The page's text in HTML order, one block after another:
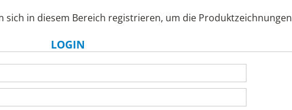
sich in diesem Bereich registrieren, um die Produktzeichnungen
LOGIN